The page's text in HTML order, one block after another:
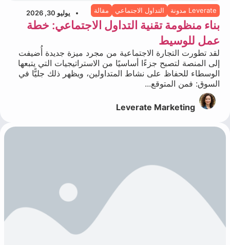
Leverate مدونة التداول الاجتماعي مقالة يوليو 30, 2026
بناء منظومة تقنية التداول الاجتماعي: خطة
عمل للوسيط
لقد تطورت التجارة الاجتماعية من مجرد ميزة جديدة أُضيفت
إلى المنصة لتصبح جزءًا أساسيًا من الاستراتيجيات التي يتبعها
الوسطاء للحفاظ على نشاط المتداولين، ويظهر ذلك جليًّا في
السوق: فمن المتوقع...
Leverate Marketing